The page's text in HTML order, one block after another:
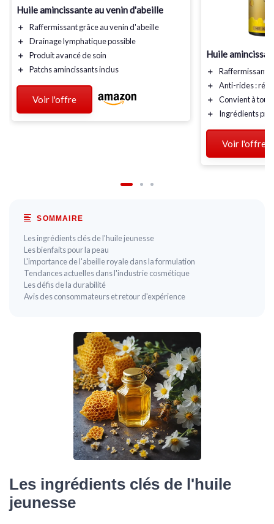
Huile amincissante au venin d'abeille
＋ Raffermissantgrâce au venin d'abeille
＋
Drainage lymphatiquepossible
＋
Produit avancéde soin
＋
Patchs amincissantsinclus
Voir l'offre
Huile
＋ Raffermissant
＋
Anti-rides:
＋
Convient à tous
＋
Ingrédients
Voir l'offre
SOMMAIRE
Les ingrédients clés de l'huile jeunesse
Les bienfaits pour la peau
L'importance de l'abeille royale dans la formulation
Tendances actuelles dans l'industrie cosmétique
Les défis de la durabilité
Avis des consommateurs et retour d'expérience
Les ingrédients clés de l'huile
jeunesse